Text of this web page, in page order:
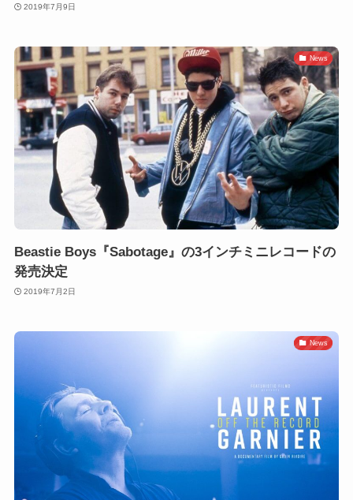
2019年7月9日
News
Beastie Boys『Sabotage』の3インチミニレコードの
発売決定
2019年7月2日
News